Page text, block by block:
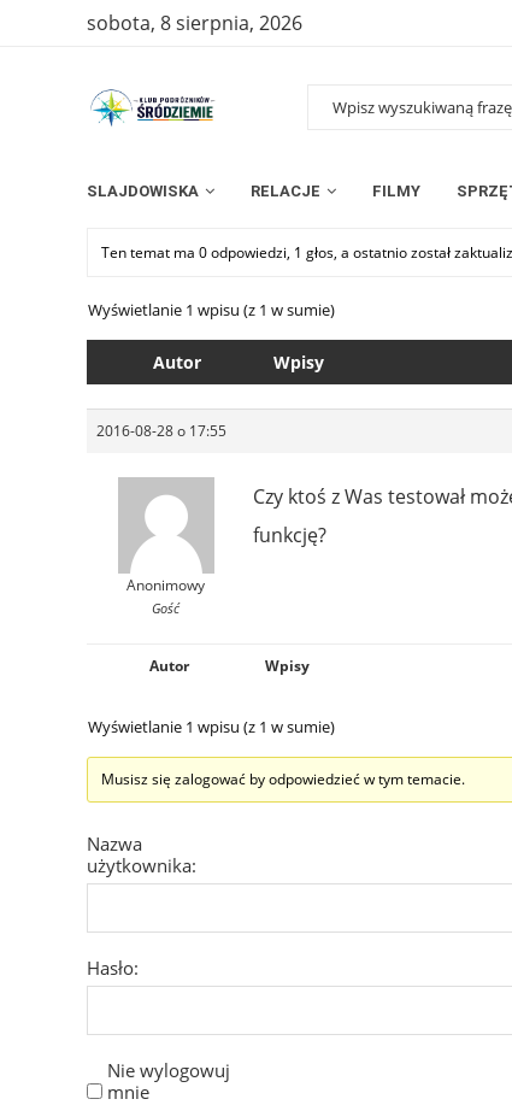
sobota, 8 sierpnia, 2026
SLAJDOWISKA RELACJE FILMY
Ten temat ma 0 odpowiedzi, 1 głos, a ostatnio został
Wyświetlanie 1 wpisu (z 1 w sumie)
Autor Wpisy
2016-08-28 o 17:55
Anonimowy
Gość
Czy ktoś z Was testował
funkcję?
Autor Wpisy
Wyświetlanie 1 wpisu (z 1 w sumie)
Musisz się zalogować by odpowiedzieć w tym temacie.
Nazwa
użytkownika:
Hasło:
Nie wylogowuj
mnie